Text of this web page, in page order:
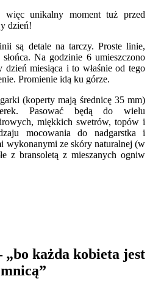
więc unikalny moment tuż przed
dzień!
są detale na tarczy. Proste linie,
Na godzinie 6 umieszczono
miesiąca i to właśnie od tego
Promienie idą ku górze.
(koperty mają średnicę 35 mm)
Pasować będą do wielu
miękkich swetrów, topów i
mocowania do nadgarstka i
wykonanymi ze skóry naturalnej (w
z bransoletą z mieszanych ogniw
każda kobieta jest